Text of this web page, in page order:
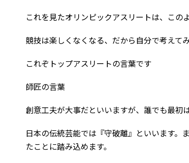
これを見たオリンピックアスリートは、こ
競技は楽しくなくなる、だから自分で考えて
これぞトップアスリートの言葉です
師匠の言葉
創意工夫が大事だといいますが、誰でも最初
日本の伝統芸能では『守破離』といいます。
たことに踏み込めます。